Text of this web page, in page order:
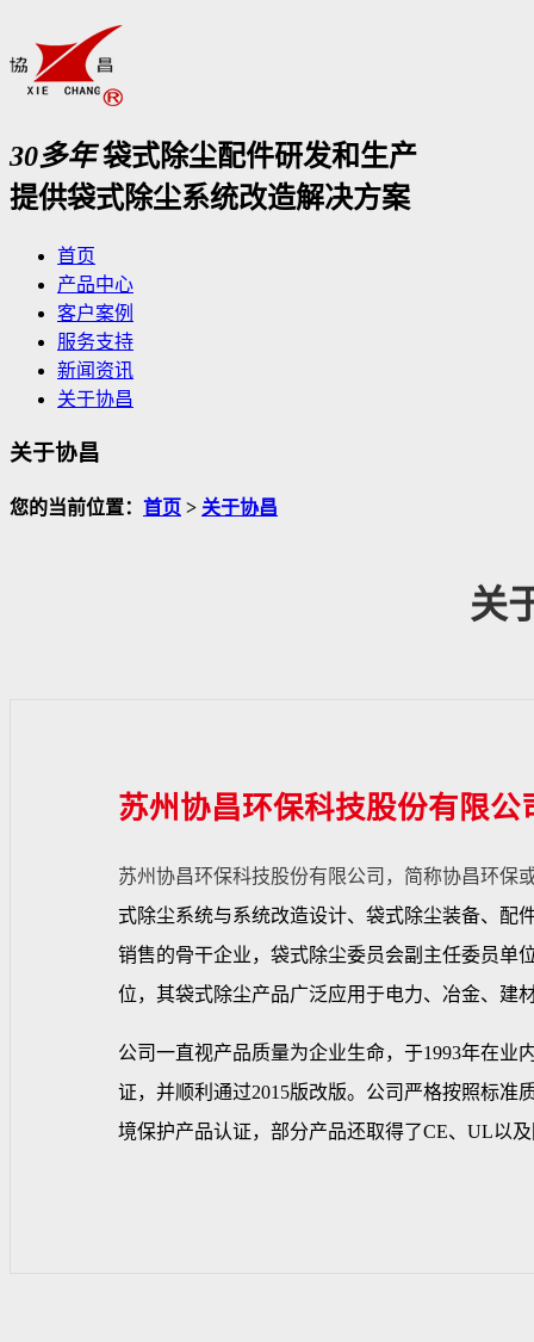
30多年袋式除尘配件研发和生产
提供袋式除尘系统改造解决方案
首页
产品中心
客户案例
服务支持
新闻资讯
关于协昌
关于协昌
您的当前位置： 首页 > 关于协昌
关
苏州协昌环保科技股份有限公
苏州协昌环保科技股份有限公司，简称协昌环保
式除尘系统与系统改造设计、袋式除尘装备、配
销售的骨干企业，袋式除尘委员会副主任委员单
位，其袋式除尘产品广泛应用于电力、冶金、建
公司一直视产品质量为企业生命，于1993年在业
证，并顺利通过2015版改版。公司严格按照标准
境保护产品认证，部分产品还取得了CE、UL以